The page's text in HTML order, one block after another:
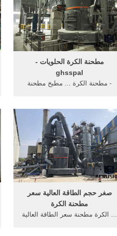
مطحنة الكرة الحلويات -
ghsspal
- مطحنة الكرة ... مطبخ مطحنة
محلى ...
صغر حجم الطاقة العالية سعر
مطحنة الكرة
... الكرة مطحنة سعر الطاقة العالية